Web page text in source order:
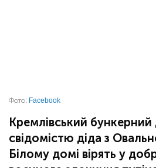
Фото: Facebook
Кремлівський
свідомістю діда з
Білому домі вірять у